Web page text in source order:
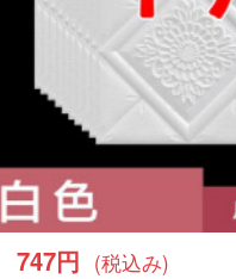
747円 (税込み)